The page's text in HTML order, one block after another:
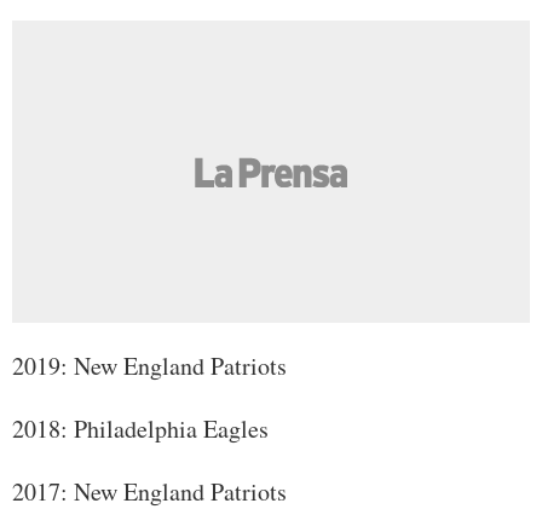
2019: New England Patriots
2018: Philadelphia Eagles
2017: New England Patriots